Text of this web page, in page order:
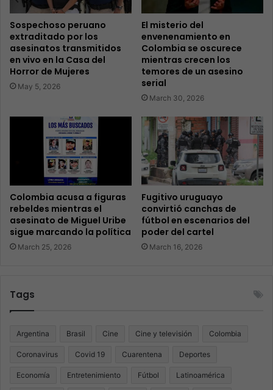
Sospechoso peruano
extraditado por los
asesinatos transmitidos
en vivo en la Casa del
Horror de Mujeres
May 5, 2026
El misterio del
envenenamiento en
Colombia se oscurece
mientras crecen los
temores de un asesino
serial
March 30, 2026
Colombia acusa a figuras
rebeldes mientras el
asesinato de Miguel Uribe
sigue marcando la política
March 25, 2026
Fugitivo uruguayo
convirtió canchas de
fútbol en escenarios del
poder del cartel
March 16, 2026
Tags
Argentina Brasil Cine Cine y televisión Colombia
Coronavirus Covid 19 Cuarentena Deportes
Economía Entretenimiento Fútbol Latinoamérica